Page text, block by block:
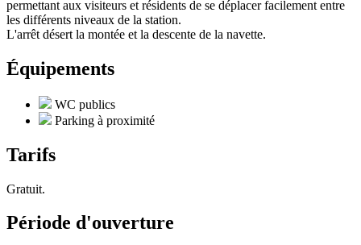
permettant aux visiteurs et résidents de se déplacer facilement entre
les différents niveaux de la station.
L'arrêt désert la montée et la descente de la navette.
Équipements
WC publics
Parking à proximité
Tarifs
Gratuit.
Période d'ouverture